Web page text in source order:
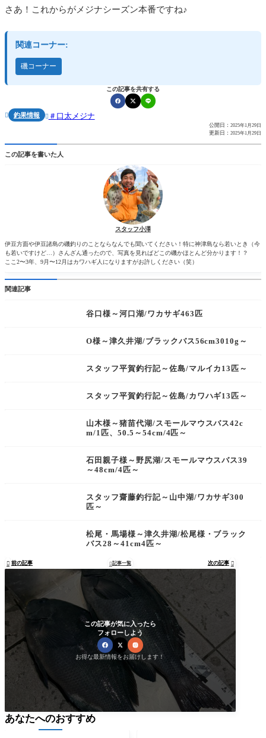
さあ！これからがメジナシーズン本番ですね♪
関連コーナー:
磯コーナー
この記事を共有する
 釣果情報  口太メジナ
公開日： 2025年1月29日
更新日： 2025年1月29日
この記事を書いた人
スタッフ小澤
伊豆方面や伊豆諸島の磯釣りのことならなんでも聞いてください！特に神津島なら若いとき（今
も若いですけど…）さんざん通ったので、写真を見ればどこの磯かほとんど分かります！？
ここ2〜3年、9月〜12月はカワハギ人になりますがお許しください（笑）
関連記事
谷口様～河口湖/ワカサギ463匹
O様～津久井湖/ブラックバス56cm3010g～
スタッフ平賀釣行記～佐島/マルイカ13匹～
スタッフ平賀釣行記～佐島/カワハギ13匹～
山木様～猪苗代湖/スモールマウスバス42c
m/1匹、50.5～54cm/4匹～
石田親子様～野尻湖/スモールマウスバス39
～48cm/4匹～
スタッフ齋藤釣行記～山中湖/ワカサギ300
匹～
松尾・馬場様～津久井湖/松尾様・ブラック
バス28～41cm4匹～
 前の記事 記事一覧 次の記事 
この記事が気に入ったら
フォローしよう
お得な最新情報をお届けします！
あなたへのおすすめ